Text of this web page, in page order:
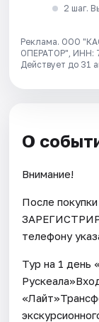
2 шаг.
Реклама. ООО
ОПЕРАТОР", ИНН:
Действует до 31
О
Внимание!
После
телефону
Тур на 1 день